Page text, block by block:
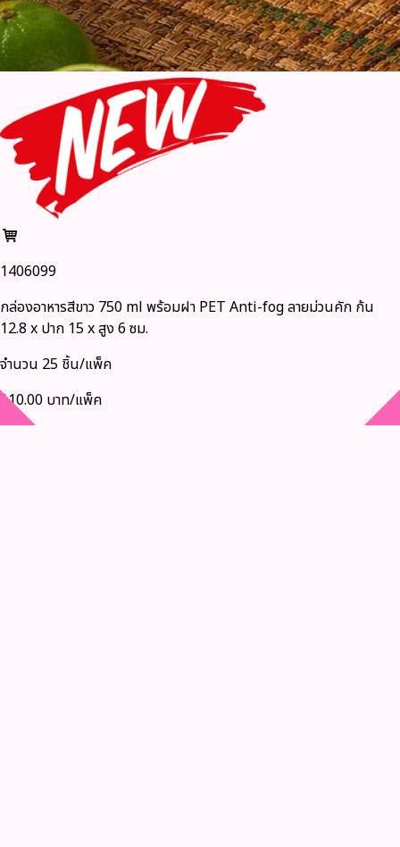
1406099
กล่องอาหารสีขาว 750 ml พร้อมฝา PET Anti-fog ลายม่วนคัก ก้น
12.8 x ปาก 15 x สูง 6 ซม.
จำนวน 25 ชิ้น/แพ็ค
110.00 บาท/แพ็ค